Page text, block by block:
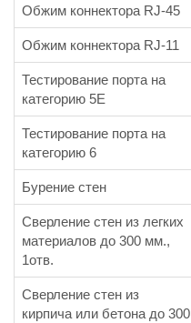
Обжим коннектора RJ-45
Обжим коннектора RJ-11
Тестирование порта на
категорию 5Е
Тестирование порта на
категорию 6
Бурение стен
Сверление стен из легких
материалов до 300 мм.,
1отв.
Сверление стен из
кирпича или бетона до 300